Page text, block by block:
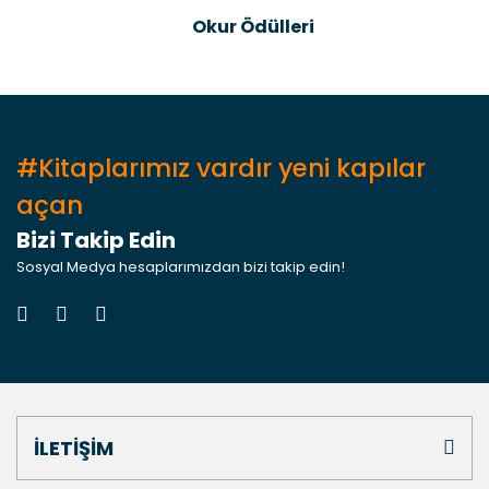
Okur Ödülleri
#Kitaplarımız vardır yeni kapılar
açan
Bizi Takip Edin
Sosyal Medya hesaplarımızdan bizi takip edin!
İLETİŞİM